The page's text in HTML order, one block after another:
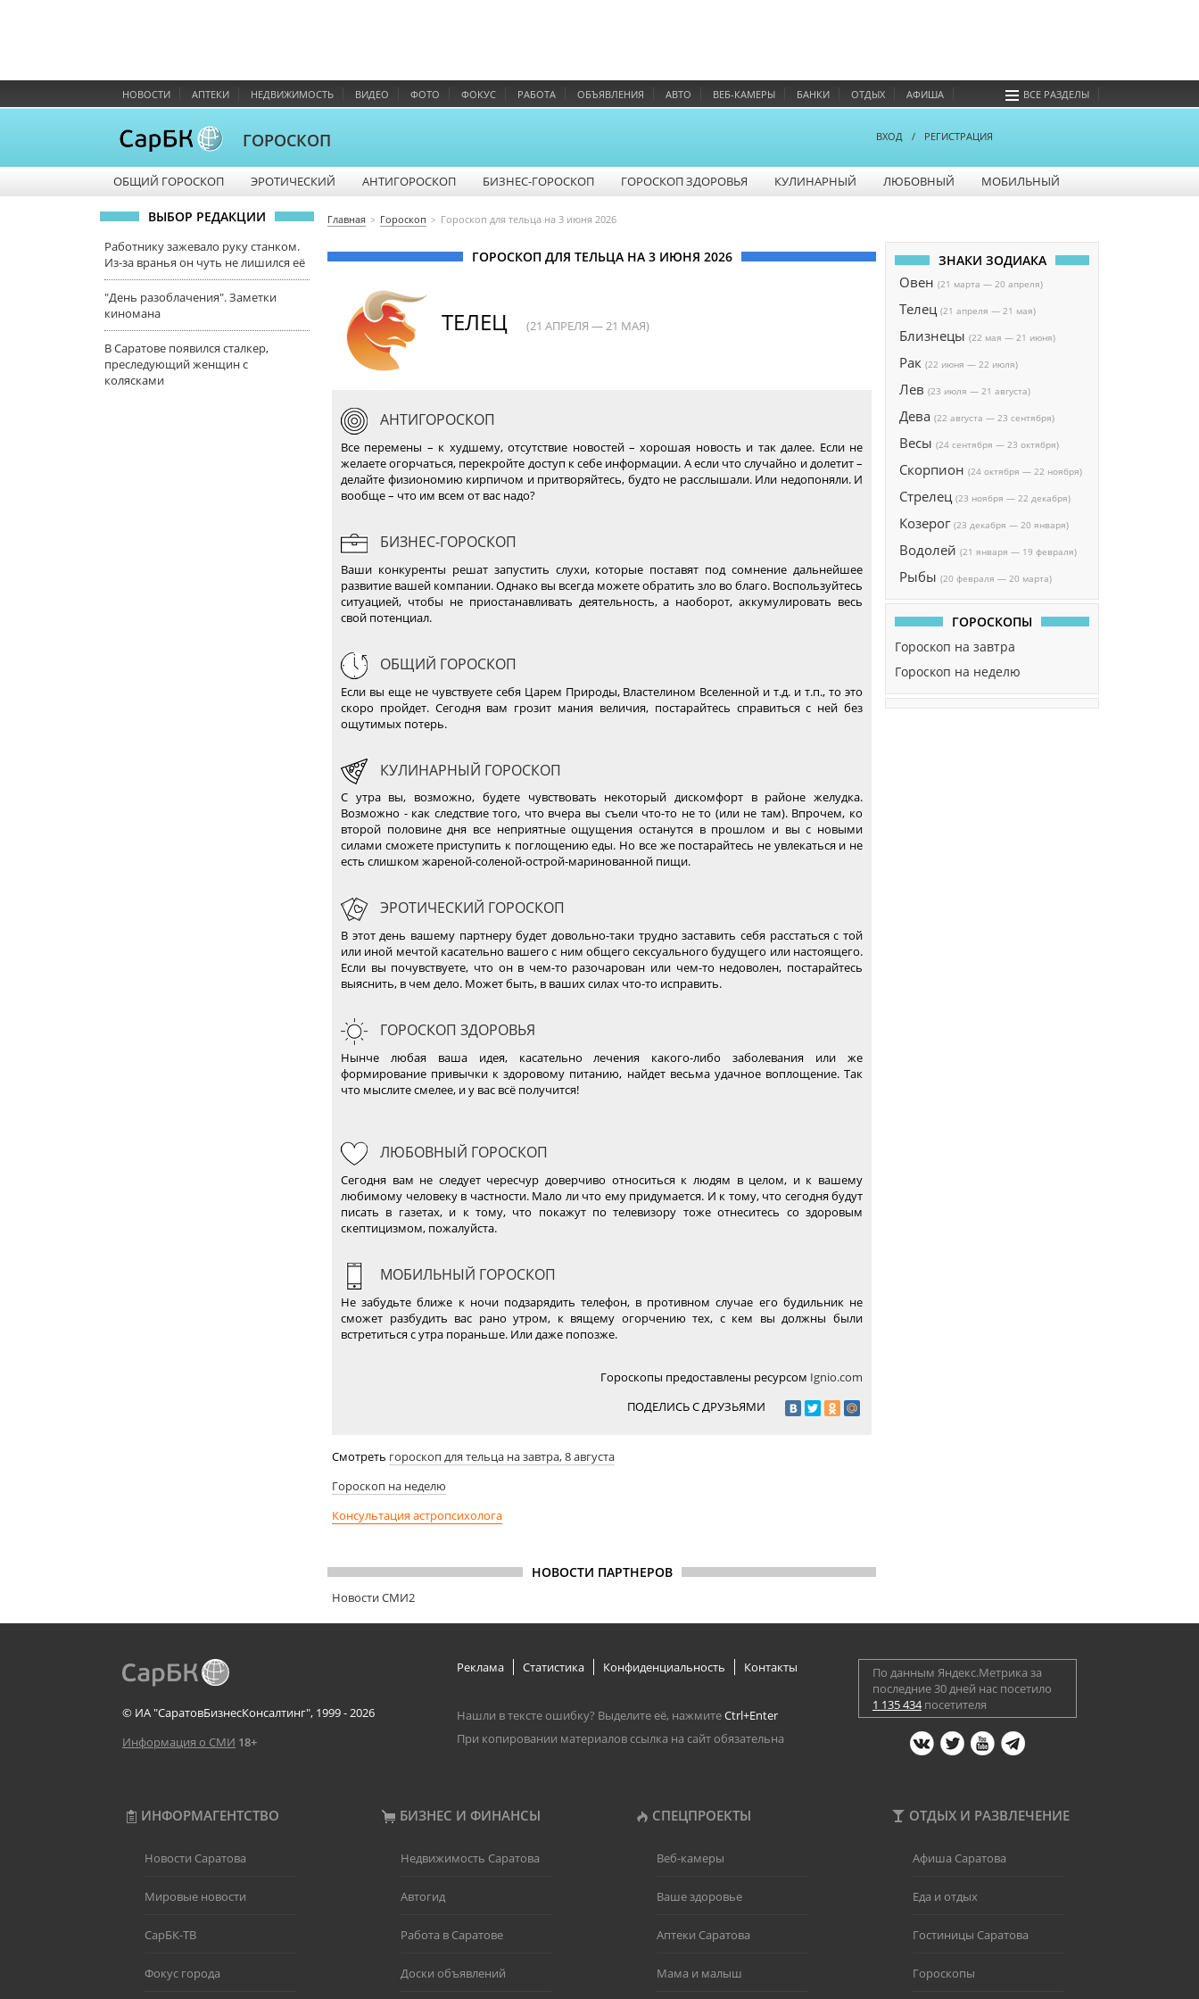
НОВОСТИ АПТЕКИ НЕДВИЖИМОСТЬ ВИДЕО ФОТО ФОКУС РАБОТА ОБЪЯВЛЕНИЯ АВТО ВЕБ-КАМЕРЫ БАНКИ ОТДЫХ АФИША ВСЕ РАЗДЕЛЫ
ГОРОСКОП ВХОД / РЕГИСТРАЦИЯ
ОБЩИЙ ГОРОСКОП ЭРОТИЧЕСКИЙ АНТИГОРОСКОП БИЗНЕС-ГОРОСКОП ГОРОСКОП ЗДОРОВЬЯ КУЛИНАРНЫЙ ЛЮБОВНЫЙ МОБИЛЬНЫЙ
ВЫБОР РЕДАКЦИИ
Работнику зажевало руку станком.
Из-за вранья он чуть не лишился её
"День разоблачения". Заметки
киномана
В Саратове появился сталкер,
преследующий женщин с
колясками
Главная Гороскоп Гороскоп для тельца на 3 июня 2026
ГОРОСКОП ДЛЯ ТЕЛЬЦА НА 3 ИЮНЯ 2026
ТЕЛЕЦ (21 АПРЕЛЯ — 21 МАЯ)
АНТИГОРОСКОП
Все перемены – к худшему, отсутствие новостей – хорошая новость и так далее. Если не
желаете огорчаться, перекройте доступ к себе информации. А если что случайно и долетит –
делайте физиономию кирпичом и притворяйтесь, будто не расслышали. Или недопоняли. И
вообще – что им всем от вас надо?
БИЗНЕС-ГОРОСКОП
Ваши конкуренты решат запустить слухи, которые поставят под сомнение дальнейшее
развитие вашей компании. Однако вы всегда можете обратить зло во благо. Воспользуйтесь
ситуацией, чтобы не приостанавливать деятельность, а наоборот, аккумулировать весь
свой потенциал.
ОБЩИЙ ГОРОСКОП
Если вы еще не чувствуете себя Царем Природы, Властелином Вселенной и т.д. и т.п., то это
скоро пройдет. Сегодня вам грозит мания величия, постарайтесь справиться с ней без
ощутимых потерь.
КУЛИНАРНЫЙ ГОРОСКОП
С утра вы, возможно, будете чувствовать некоторый дискомфорт в районе желудка.
Возможно - как следствие того, что вчера вы съели что-то не то (или не там). Впрочем, ко
второй половине дня все неприятные ощущения останутся в прошлом и вы с новыми
силами сможете приступить к поглощению еды. Но все же постарайтесь не увлекаться и не
есть слишком жареной-соленой-острой-маринованной пищи.
ЭРОТИЧЕСКИЙ ГОРОСКОП
В этот день вашему партнеру будет довольно-таки трудно заставить себя расстаться с той
или иной мечтой касательно вашего с ним общего сексуального будущего или настоящего.
Если вы почувствуете, что он в чем-то разочарован или чем-то недоволен, постарайтесь
выяснить, в чем дело. Может быть, в ваших силах что-то исправить.
ГОРОСКОП ЗДОРОВЬЯ
Нынче любая ваша идея, касательно лечения какого-либо заболевания или же
формирование привычки к здоровому питанию, найдет весьма удачное воплощение. Так
что мыслите смелее, и у вас всё получится!
ЛЮБОВНЫЙ ГОРОСКОП
Сегодня вам не следует чересчур доверчиво относиться к людям в целом, и к вашему
любимому человеку в частности. Мало ли что ему придумается. И к тому, что сегодня будут
писать в газетах, и к тому, что покажут по телевизору тоже отнеситесь со здоровым
скептицизмом, пожалуйста.
МОБИЛЬНЫЙ ГОРОСКОП
Не забудьте ближе к ночи подзарядить телефон, в противном случае его будильник не
сможет разбудить вас рано утром, к вящему огорчению тех, с кем вы должны были
встретиться с утра пораньше. Или даже попозже.
Гороскопы предоставлены ресурсом Ignio.com
ПОДЕЛИСЬ С ДРУЗЬЯМИ
Смотреть гороскоп для тельца на завтра, 8 августа
Гороскоп на неделю
Консультация астропсихолога
НОВОСТИ ПАРТНЕРОВ
Новости СМИ2
ЗНАКИ ЗОДИАКА
Овен (21 марта — 20 апреля)
Телец (21 апреля — 21 мая)
Близнецы (22 мая — 21 июня)
Рак (22 июня — 22 июля)
Лев (23 июля — 21 августа)
Дева (22 августа — 23 сентября)
Весы (24 сентября — 23 октября)
Скорпион (24 октября — 22 ноября)
Стрелец (23 ноября — 22 декабря)
Козерог (23 декабря — 20 января)
Водолей (21 января — 19 февраля)
Рыбы (20 февраля — 20 марта)
ГОРОСКОПЫ
Гороскоп на завтра
Гороскоп на неделю
© ИА "СаратовБизнесКонсалтинг", 1999 - 2026
Информация о СМИ 18+
Реклама Статистика Конфиденциальность Контакты
Нашли в тексте ошибку? Выделите её, нажмитеCtrl+Enter
При копировании материалов ссылка на сайт обязательна
По данным Яндекс.Метрика за
последние 30 дней нас посетило
1 135 434посетителя
ИНФОРМАГЕНТСТВО БИЗНЕС И ФИНАНСЫ СПЕЦПРОЕКТЫ ОТДЫХ И РАЗВЛЕЧЕНИЕ
Новости Саратова
Мировые новости
СарБК-ТВ
Фокус города
Недвижимость Саратова
Автогид
Работа в Саратове
Доски объявлений
Веб-камеры
Ваше здоровье
Аптеки Саратова
Мама и малыш
Афиша Саратова
Еда и отдых
Гостиницы Саратова
Гороскопы